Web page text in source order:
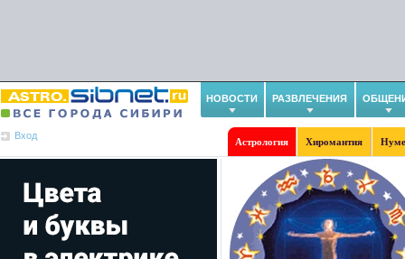
НОВОСТИ РАЗВЛЕЧЕНИЯ
Вход
Астрология Хиромантия